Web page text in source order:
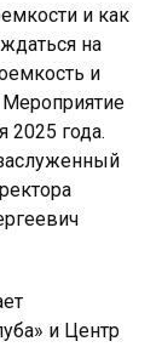
и как
на
и
2025 года.
и Центр